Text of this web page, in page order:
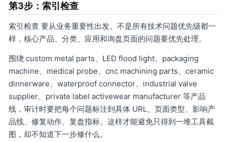
第3步：索引检查
索引检查 要从业务重要性出发。不是所有技术问题优先级都一
样，核心产品、分类、应用和询盘页面的问题要优先处理。
围绕 custom metal parts、LED flood light、packaging
machine、medical probe、cnc machining parts、ceramic
dinnerware、waterproof connector、industrial valve
supplier、private label activewear manufacturer 等产品
线，审计时要把每个问题标注到具体 URL、页面类型、影响产
品线、修复动作、复盘指标。这样才能避免只得到一堆工具截
图，却不知道下一步修什么。